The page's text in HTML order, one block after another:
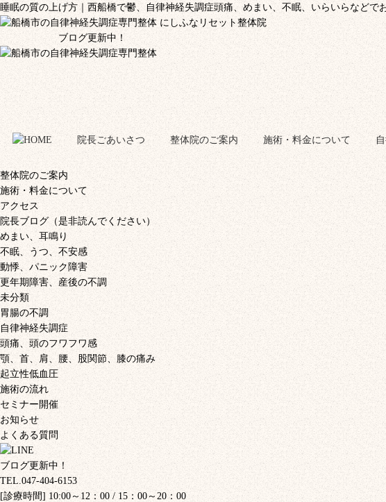
睡眠の質の上げ方｜西船橋で鬱、自律神経失調症頭痛、めまい、不眠、いらいらなどで
ブログ更新中！
院長ごあいさつ 整体院のご案内 施術・料金について
整体院のご案内
施術・料金について
アクセス
院長ブログ（是非読んでください）
めまい、耳鳴り
不眠、うつ、不安感
動悸、パニック障害
更年期障害、産後の不調
未分類
胃腸の不調
自律神経失調症
頭痛、頭のフワフワ感
顎、首、肩、腰、股関節、膝の痛み
起立性低血圧
施術の流れ
セミナー開催
お知らせ
よくある質問
ブログ更新中！
TEL.047-404-6153
[診療時間] 10:00～12：00 / 15：00～20：00